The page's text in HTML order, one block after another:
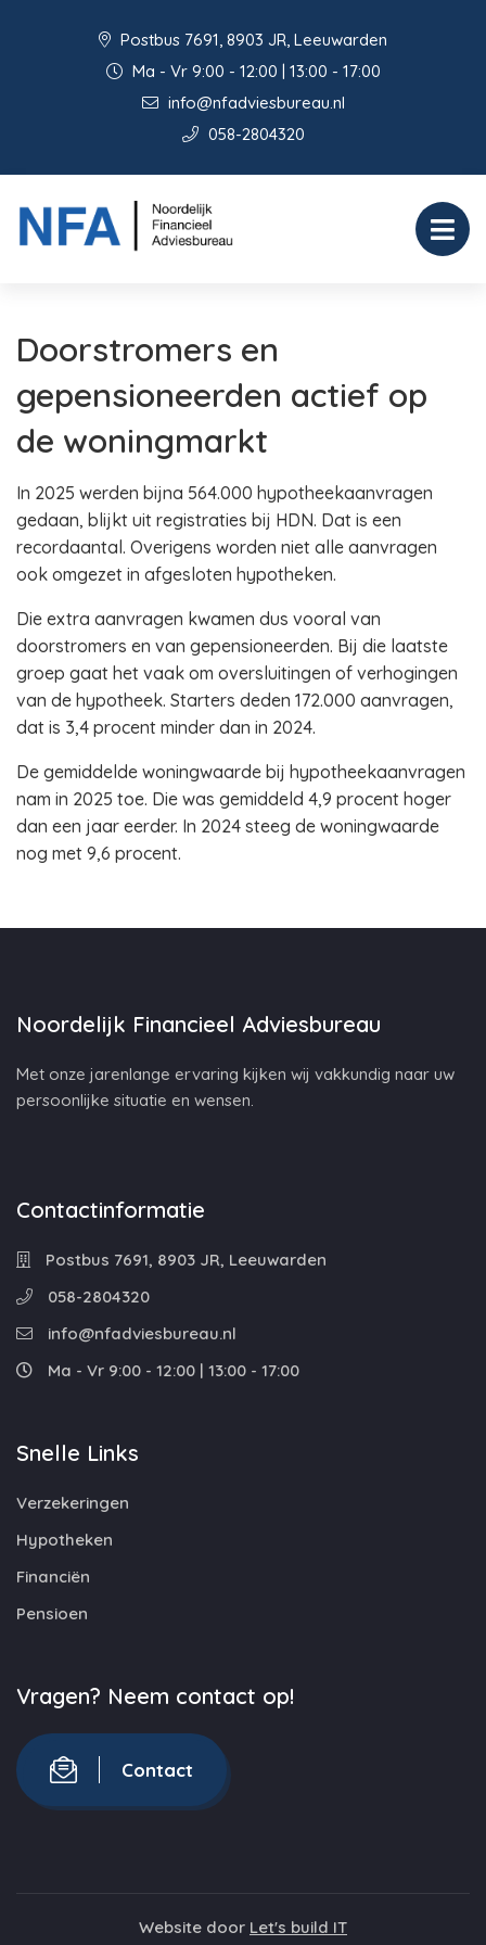
Postbus 7691, 8903 JR, Leeuwarden
Ma - Vr 9:00 - 12:00 | 13:00 - 17:00
info@nfadviesbureau.nl
058-2804320
Doorstromers en
gepensioneerden actief op
de woningmarkt
In 2025 werden bijna 564.000 hypotheekaanvragen
gedaan, blijkt uit registraties bij HDN. Dat is een
recordaantal. Overigens worden niet alle aanvragen
ook omgezet in afgesloten hypotheken.
Die extra aanvragen kwamen dus vooral van
doorstromers en van gepensioneerden. Bij die laatste
groep gaat het vaak om oversluitingen of verhogingen
van de hypotheek. Starters deden 172.000 aanvragen,
dat is 3,4 procent minder dan in 2024.
De gemiddelde woningwaarde bij hypotheekaanvragen
nam in 2025 toe. Die was gemiddeld 4,9 procent hoger
dan een jaar eerder. In 2024 steeg de woningwaarde
nog met 9,6 procent.
Noordelijk Financieel Adviesbureau
Met onze jarenlange ervaring kijken wij vakkundig naar uw
persoonlijke situatie en wensen.
Contactinformatie
Postbus 7691, 8903 JR, Leeuwarden
058-2804320
info@nfadviesbureau.nl
Ma - Vr 9:00 - 12:00 | 13:00 - 17:00
Snelle Links
Verzekeringen
Hypotheken
Financiën
Pensioen
Vragen? Neem contact op!
Contact
Website door Let's build IT